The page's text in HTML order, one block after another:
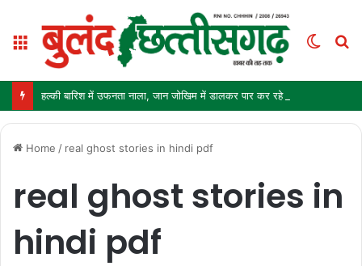
Menu
Switch
Home / real ghost stories in hindi pdf
real ghost stories in
hindi pdf